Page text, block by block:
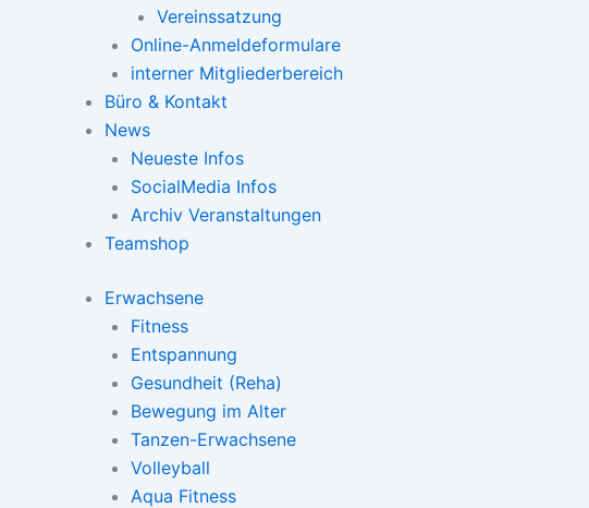
Vereinssatzung
Online-Anmeldeformulare
interner Mitgliederbereich
Büro & Kontakt
News
Neueste Infos
SocialMedia Infos
Archiv Veranstaltungen
Teamshop
Erwachsene
Fitness
Entspannung
Gesundheit (Reha)
Bewegung im Alter
Tanzen-Erwachsene
Volleyball
Aqua Fitness